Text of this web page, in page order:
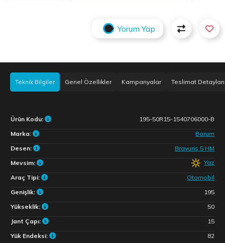
Yorum Yap
Teknik Bilgiler Genel Özellikler Kampanyalar Teslimat Detayları
Ürün Kodu:
195-50R15-1540706000-B
Marka:
Barum
Desen:
Bravuris 5 HM
Mevsim:
Yaz
Araç Tipi:
Otomobil
Genişlik:
195
Yükseklik:
50
Jant Çapı:
15
Yük Endeksi:
82